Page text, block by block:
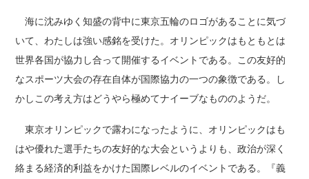
海に沈みゆく知盛の背中に東京五輪のロゴがあることに気づ
いて、わたしは強い感銘を受けた。オリンピックはもともとは
世界各国が協力し合って開催するイベントである。この友好的
なスポーツ大会の存在自体が国際協力の一つの象徴である。し
かしこの考え方はどうやら極めてナイーブなもののようだ。
東京オリンピックで露わになったように、オリンピックはも
はや優れた選手たちの友好的な大会というよりも、政治が深く
絡まる経済的利益をかけた国際レベルのイベントである。『義